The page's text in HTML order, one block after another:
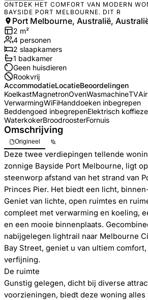
ONTDEK HET COMFORT VAN MODERN
BAYSIDE PORT MELBOURNE. DIT R
Port Melbourne, Australië,
2 m²
4 personen
2 slaapkamers
1 badkamer
Geen huisdieren
Rookvrij
AccommodatieLocatieBeoordelingen
KoelkastMagnetronOvenWasmachineTV
VerwarmingWiFiHanddoeken inbegrepen
Beddengoed inbegrepenElektrisch
WaterkokerBroodroosterFornuis
Omschrijving
Origineel
Deze twee verdiepingen tellende
zonnige Bayside Port Melbourne, ligt
steenworp afstand van het strand van
Princes Pier. Het biedt een licht,
Geniet van lichte, open ruimtes en
compleet met verwarming en koeling,
en een mooie binnenplaats.
nabijgelegen lightrail naar Melbourne
Bay Street, geniet u van ultiem
verfijning.
De ruimte
Gunstig gelegen, dicht bij diverse
voorzieningen, biedt deze woning alles